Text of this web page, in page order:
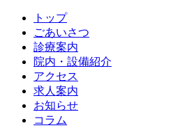
トップ
ごあいさつ
診療案内
院内・設備紹介
アクセス
求人案内
お知らせ
コラム